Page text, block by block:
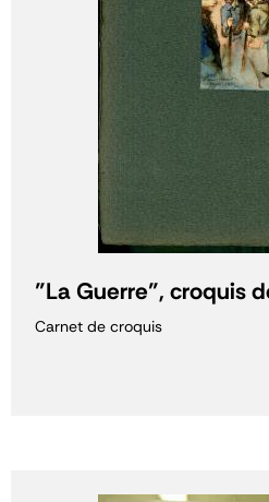
"La Guerre", croquis
Carnet de croquis